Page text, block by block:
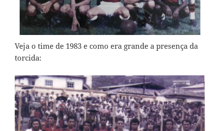
Veja o time de 1983 e como era grande a presença da
torcida: